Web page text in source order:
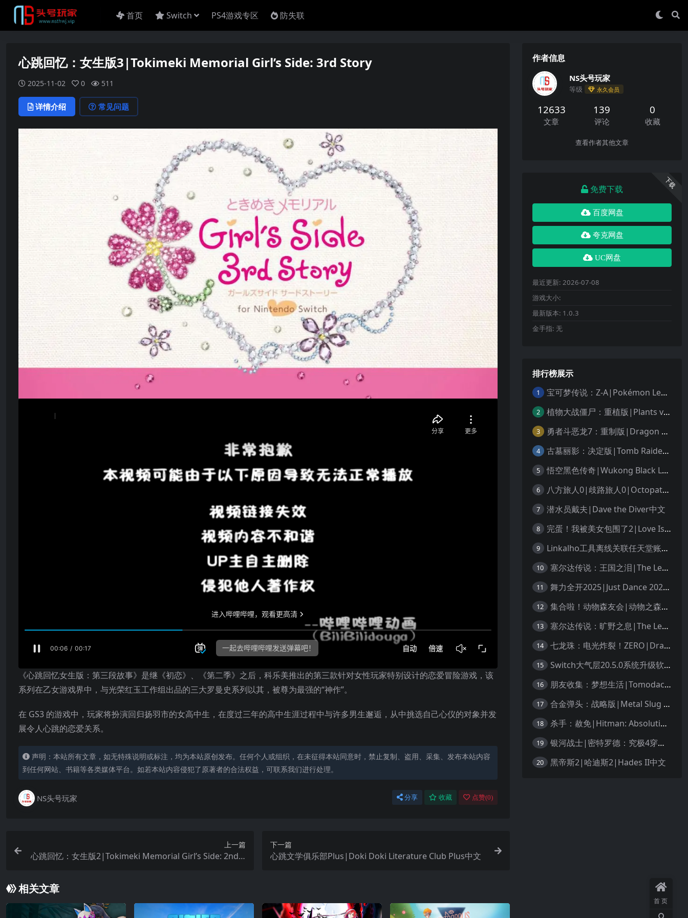
首页 Switch PS4游戏专区 防失联
心跳回忆：女生版3|Tokimeki Memorial Girl’s Side: 3rd Story
2025-11-02 0 511
详情介绍 常见问题
《心跳回忆女生版：第三段故事》是继《初恋》、《第二季》之后，科乐美推出的第三款针对女性玩家特别设计的恋爱冒险游戏，该
系列在乙女游戏界中，与光荣红玉工作组出品的三大罗曼史系列以其，被尊为最强的“神作”。
在 GS3 的游戏中，玩家将扮演回归扬羽市的女高中生，在度过三年的高中生涯过程中与许多男生邂逅，从中挑选自己心仪的对象并发
展令人心跳的恋爱关系。
声明：本站所有文章，如无特殊说明或标注，均为本站原创发布。任何个人或组织，在未征得本站同意时，禁止复制、盗用、采集、发布本站内容
到任何网站、书籍等各类媒体平台。如若本站内容侵犯了原著者的合法权益，可联系我们进行处理。
NS头号玩家 分享 收藏 点赞(0)
上一篇
心跳回忆：女生版2|Tokimeki Memorial Girl’s Side: 2nd K
下一篇
心跳文学俱乐部Plus|Doki Doki Literature Club Plus中文
相关文章
作者信息
NS头号玩家
等级 永久会员
12633
文章
139
评论
0
收藏
查看作者其他文章
下载
免费下载
百度网盘
夸克网盘
UC网盘
最近更新: 2026-07-08
游戏大小:
最新版本: 1.0.3
金手指: 无
排行榜展示
1 宝可梦传说：Z-A|Pokémon Legends: Z-A中文
2 植物大战僵尸：重植版|Plants vs. Zombies: Replanted中文
3 勇者斗恶龙7：重制版|Dragon Quest VII Reimagined中文
4 古墓丽影：决定版|Tomb Raider: Definitive Edition中文
5 悟空黑色传奇|Wukong Black Legend
6 八方旅人0|歧路旅人0|Octopath Traveler 0中文
7 潜水员戴夫|Dave the Diver中文
8 完蛋！我被美女包围了2|Love Is All Around 2中文
9 Linkalho工具离线关联任天堂账户教程
10 塞尔达传说：王国之泪|The Legend of Zelda: Tears of the Kingdom中文
11 舞力全开2025|Just Dance 2025中文
12 集合啦！动物森友会|动物之森|Animal Crossing: New Horizons中文
13 塞尔达传说：旷野之息|The Legend of Zelda: Breath of the Wild中文
14 七龙珠：电光炸裂！ZERO|Dragon Ball: Sparking! Zero中文
15 Switch大气层20.5.0系统升级软硬破通用教程
16 朋友收集：梦想生活|Tomodachi Life: Living the Dream中文
17 合金弹头：战略版|Metal Slug Tactics中文
18 杀手：赦免|Hitman: Absolution汉化
19 银河战士|密特罗德：究极4穿越未知|Metroid Prime 4: Beyond中文
20 黑帝斯2|哈迪斯2|Hades II中文
首页